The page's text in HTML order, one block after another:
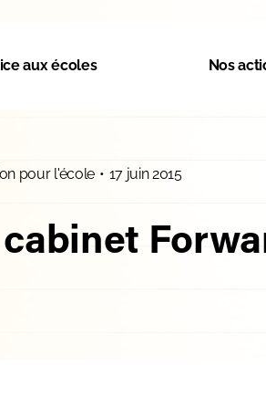
aux écoles Nos
pour l'école • 17 juin 2015